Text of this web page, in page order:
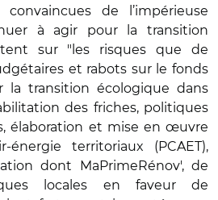
de l’impérieuse
à agir pour la transition
sur "les risques que de
et rabots sur le fonds
la transition écologique dans
des friches, politiques
élaboration et mise en œuvre
énergie territoriaux (PCAET),
dont MaPrimeRénov', de
locales en faveur de